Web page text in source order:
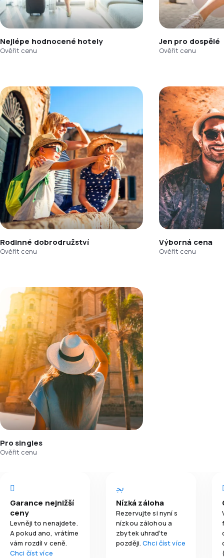
Nejlépe hodnocené hotely
Ověřit cenu
Jen pro dospělé
Ověřit cenu
Rodinné dobrodružství
Ověřit cenu
Výborná cena
Ověřit cenu
Pro singles
Ověřit cenu
Garance nejnižší
ceny
Levněji to nenajdete.
A pokud ano, vrátíme
vám rozdíl v ceně.
Chci číst více
Nízká záloha
Rezervujte si nyní s
nízkou zálohou a
zbytek uhraďte
později.Chci číst více